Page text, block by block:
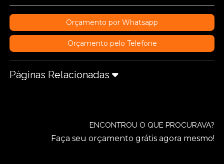
Orçamento por Whatsapp
Orçamento pelo Telefone
Páginas Relacionadas
ENCONTROU O QUE PROCURAVA?
Faça seu orçamento grátis agora mesmo!